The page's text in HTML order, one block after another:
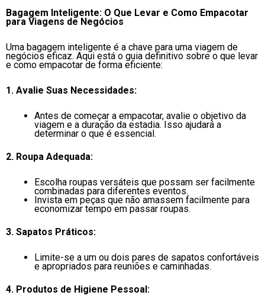
Bagagem Inteligente: O Que Levar e Como Empacotar
para Viagens de Negócios
Uma bagagem inteligente é a chave para uma viagem de
negócios eficaz. Aqui está o guia definitivo sobre o que levar
e como empacotar de forma eficiente:
1. Avalie Suas Necessidades:
Antes de começar a empacotar, avalie o objetivo da
viagem e a duração da estadia. Isso ajudará a
determinar o que é essencial.
2. Roupa Adequada:
Escolha roupas versáteis que possam ser facilmente
combinadas para diferentes eventos.
Invista em peças que não amassem facilmente para
economizar tempo em passar roupas.
3. Sapatos Práticos:
Limite-se a um ou dois pares de sapatos confortáveis
e apropriados para reuniões e caminhadas.
4. Produtos de Higiene Pessoal: